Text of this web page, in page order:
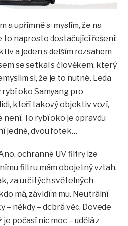
a upřímně si myslím, že na
to naprosto dostačující řešení:
a jeden s delším rozsahem
se setkal s člověkem, který
si, že je to nutné. Leda
oko Samyang pro
kteří takový objektiv vozí,
není. To rybí oko je opravdu
jedné, dvou fotek…
ochranné UV filtry lze
filtru mám obojetný vztah.
za určitých světelných
má, závidím mu. Neutrální
– někdy – dobrá věc. Dovede
počasí nic moc – udělá z